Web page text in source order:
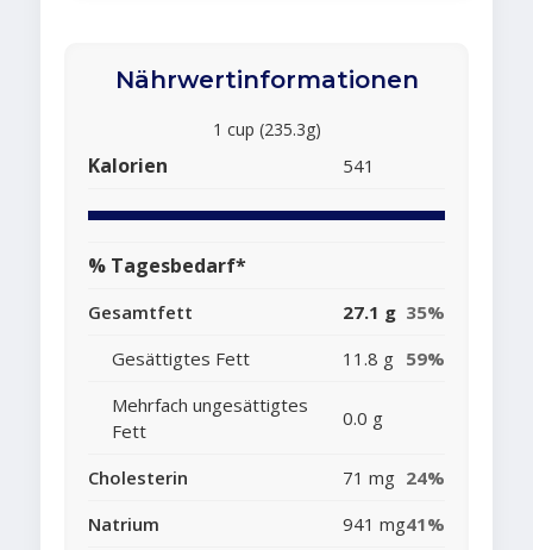
Nährwertinformationen
1 cup (235.3g)
Kalorien 541
% Tagesbedarf*
Gesamtfett 27.1 g 35%
Gesättigtes Fett
11.8 g 59%
Mehrfach ungesättigtes
Fett
0.0 g
Cholesterin 71 mg 24%
Natrium
941 mg41%